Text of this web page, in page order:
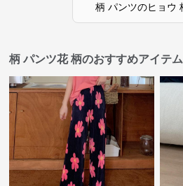
柄 パンツのヒョウ
柄 パンツ花 柄のおすすめアイテム